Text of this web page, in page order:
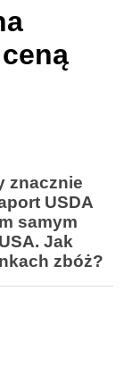
znacznie
USDA
samym
Jak
zbóż?